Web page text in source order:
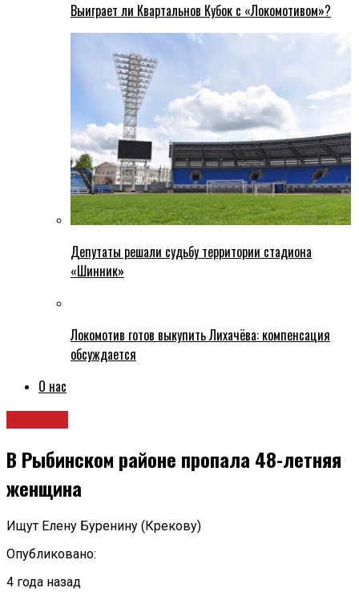
Выиграет ли Квартальнов Кубок с «Локомотивом»?
Депутаты решали судьбу территории стадиона
«Шинник»
Локомотив готов выкупить Лихачёва: компенсация
обсуждается
О нас
В Рыбинском районе пропала 48-летняя
женщина
Ищут Елену Буренину (Крекову)
Опубликовано:
4 года назад